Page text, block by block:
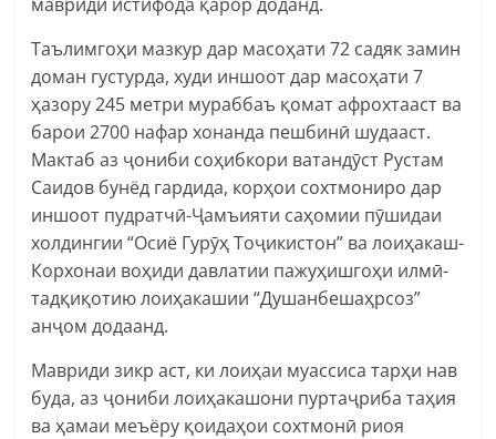
Таълимгоҳи мазкур дар масоҳати 72 садяк замин
доман густурда, худи иншоот дар масоҳати 7
ҳазору 245 метри мураббаъ қомат афрохтааст ва
барои 2700 нафар хонанда пешбинӣ шудааст.
Мактаб аз ҷониби соҳибкори ватандӯст Рустам
Саидов бунёд гардида, корҳои сохтмониро дар
иншоот пудратчӣ-Ҷамъияти саҳомии пӯшидаи
холдингии “Осиё Гурӯҳ Тоҷикистон” ва лоиҳакаш-
Корхонаи воҳиди давлатии пажуҳишгоҳи илмӣ-
тадқиқотию лоиҳакашии “Душанбешаҳрсоз”
анҷом додаанд.
Мавриди зикр аст, ки лоиҳаи муассиса тарҳи нав
буда, аз ҷониби лоиҳакашони пуртаҷриба таҳия
ва ҳамаи меъёру қоидаҳои сохтмонӣ риоя